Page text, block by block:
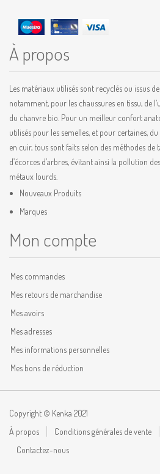
À propos
Les matériaux utilisés sont recyclés ou issus
notamment, pour les chaussures en tissu, de
du chanvre bio. Pour un meilleur confort
utilisés pour les semelles, et pour certaines,
en cuir, tous sont faits selon des méthodes de
d’écorces d’arbres, évitant ainsi la pollution
métaux lourds.
Nouveaux Produits
Marques
Mon compte
Mes commandes
Mes retours de marchandise
Mes avoirs
Mes adresses
Mes informations personnelles
Mes bons de réduction
Copyright © Kenka 2021
À propos
Conditions générales de vente
Contactez-nous